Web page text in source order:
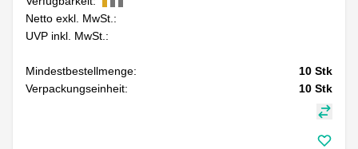
Netto exkl. MwSt.:
UVP inkl. MwSt.:
Mindestbestellmenge: 10 Stk
Verpackungseinheit:
10 Stk